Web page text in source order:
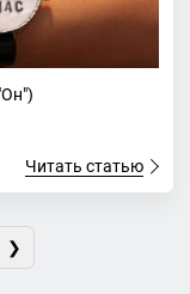
Читать статью
❯